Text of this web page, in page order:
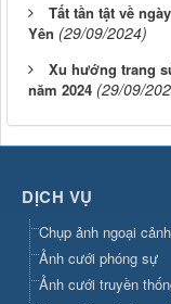
Tất tần tật về
Yên (29/09/2024)
Xu hướng trang
năm 2024 (29/09/
DỊCH VỤ
Chụp ảnh ngoại cảnh
Ảnh cưới phóng sự
Ảnh cưới truyền